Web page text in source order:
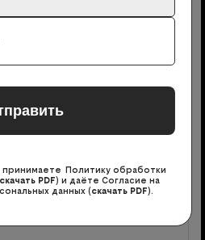
форме заявки, чтобы
и уточнить
принимаете Политику обработки
скачать PDF) и даёте Согласие на
данных (скачать PDF).